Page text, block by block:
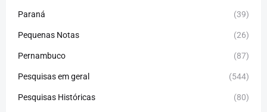
Paraná (39)
Pequenas Notas (26)
Pernambuco (87)
Pesquisas em geral (544)
Pesquisas Históricas (80)